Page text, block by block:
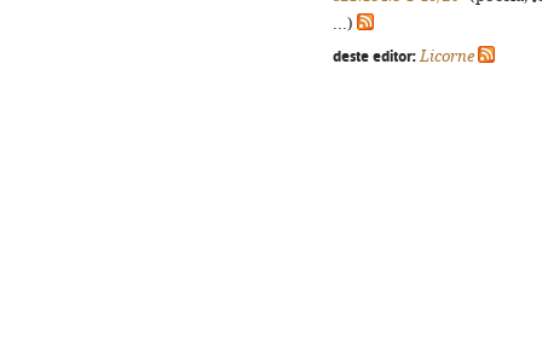
...)
deste editor: Licorne